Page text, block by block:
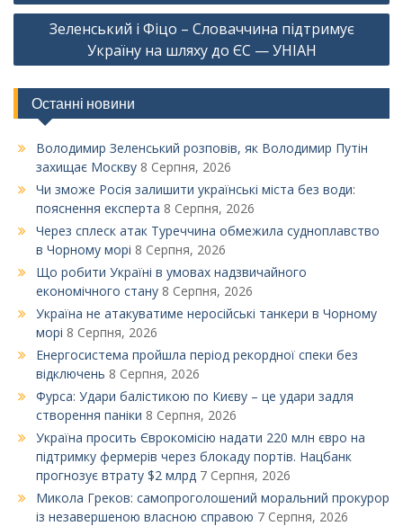
Зеленський і Фіцо – Словаччина підтримує
Україну на шляху до ЄС — УНІАН
Останні новини
Володимир Зеленський розповів, як Володимир Путін
захищає Москву 8 Серпня, 2026
Чи зможе Росія залишити українські міста без води:
пояснення експерта 8 Серпня, 2026
Через сплеск атак Туреччина обмежила судноплавство
в Чорному морі 8 Серпня, 2026
Що робити Україні в умовах надзвичайного
економічного стану 8 Серпня, 2026
Україна не атакуватиме неросійські танкери в Чорному
морі 8 Серпня, 2026
Енергосистема пройшла період рекордної спеки без
відключень 8 Серпня, 2026
Фурса: Удари балістикою по Києву – це удари задля
створення паніки 8 Серпня, 2026
Україна просить Єврокомісію надати 220 млн євро на
підтримку фермерів через блокаду портів. Нацбанк
прогнозує втрату $2 млрд 7 Серпня, 2026
Микола Греков: самопроголошений моральний прокурор
із незавершеною власною справою 7 Серпня, 2026